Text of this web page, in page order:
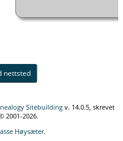
nettsted
Sitebuildingv. 14.0.5, skrevet
2001-2026.
Høysæter.